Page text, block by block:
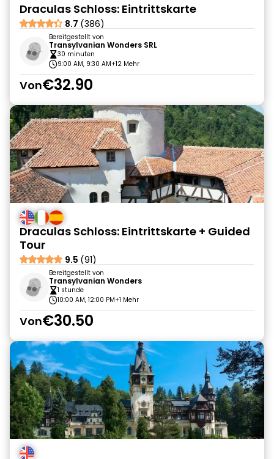
Draculas Schloss: Eintrittskarte
8.7 (386)
Bereitgestellt von
Transylvanian Wonders SRL
30 minuten
9:00 AM, 9:30 AM+12 Mehr
Von€32.90
Draculas Schloss: Eintrittskarte + Guided
Tour
9.5 (91)
Bereitgestellt von
Transylvanian Wonders
1 stunde
10:00 AM, 12:00 PM+1 Mehr
Von€30.50